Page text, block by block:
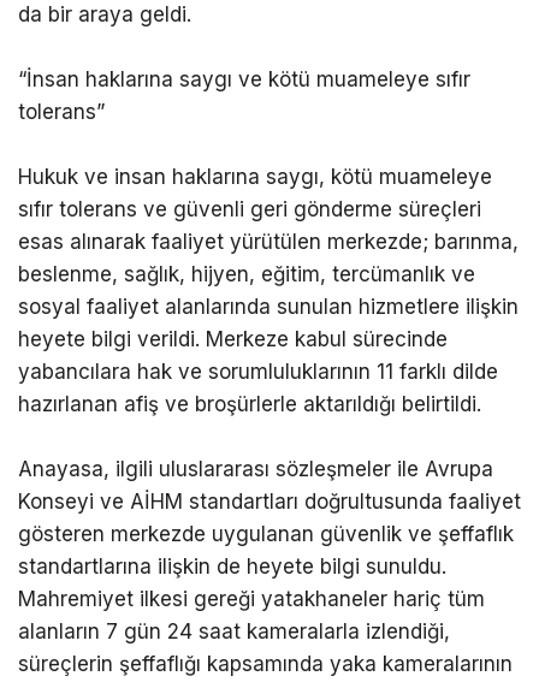
da bir araya geldi.
“İnsan haklarına saygı ve kötü muameleye sıfır
tolerans”
Hukuk ve insan haklarına saygı, kötü muameleye
sıfır tolerans ve güvenli geri gönderme süreçleri
esas alınarak faaliyet yürütülen merkezde; barınma,
beslenme, sağlık, hijyen, eğitim, tercümanlık ve
sosyal faaliyet alanlarında sunulan hizmetlere ilişkin
heyete bilgi verildi. Merkeze kabul sürecinde
yabancılara hak ve sorumluluklarının 11 farklı dilde
hazırlanan afiş ve broşürlerle aktarıldığı belirtildi.
Anayasa, ilgili uluslararası sözleşmeler ile Avrupa
Konseyi ve AİHM standartları doğrultusunda faaliyet
gösteren merkezde uygulanan güvenlik ve şeffaflık
standartlarına ilişkin de heyete bilgi sunuldu.
Mahremiyet ilkesi gereği yatakhaneler hariç tüm
alanların 7 gün 24 saat kameralarla izlendiği,
süreçlerin şeffaflığı kapsamında yaka kameralarının